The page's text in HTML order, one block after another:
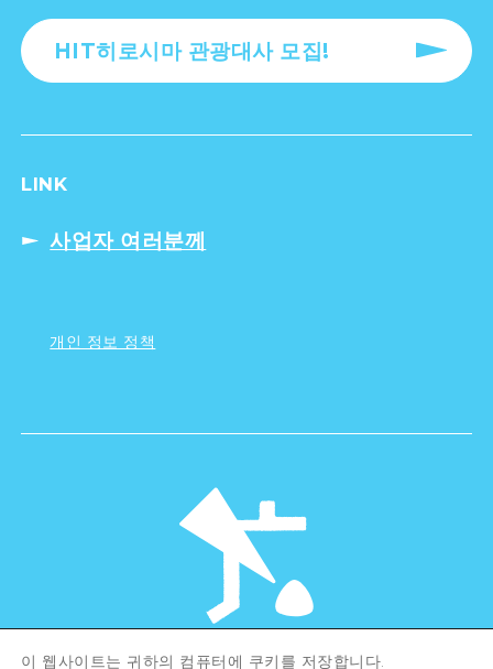
HIT히로시마 관광대사 모집!
LINK
사업자 여러분께
개인 정보 정책
이 웹사이트는 귀하의 컴퓨터에 쿠키를 저장합니다.